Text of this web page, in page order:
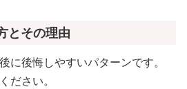
とその理由
に後悔しやすいパターンです。
ださい。